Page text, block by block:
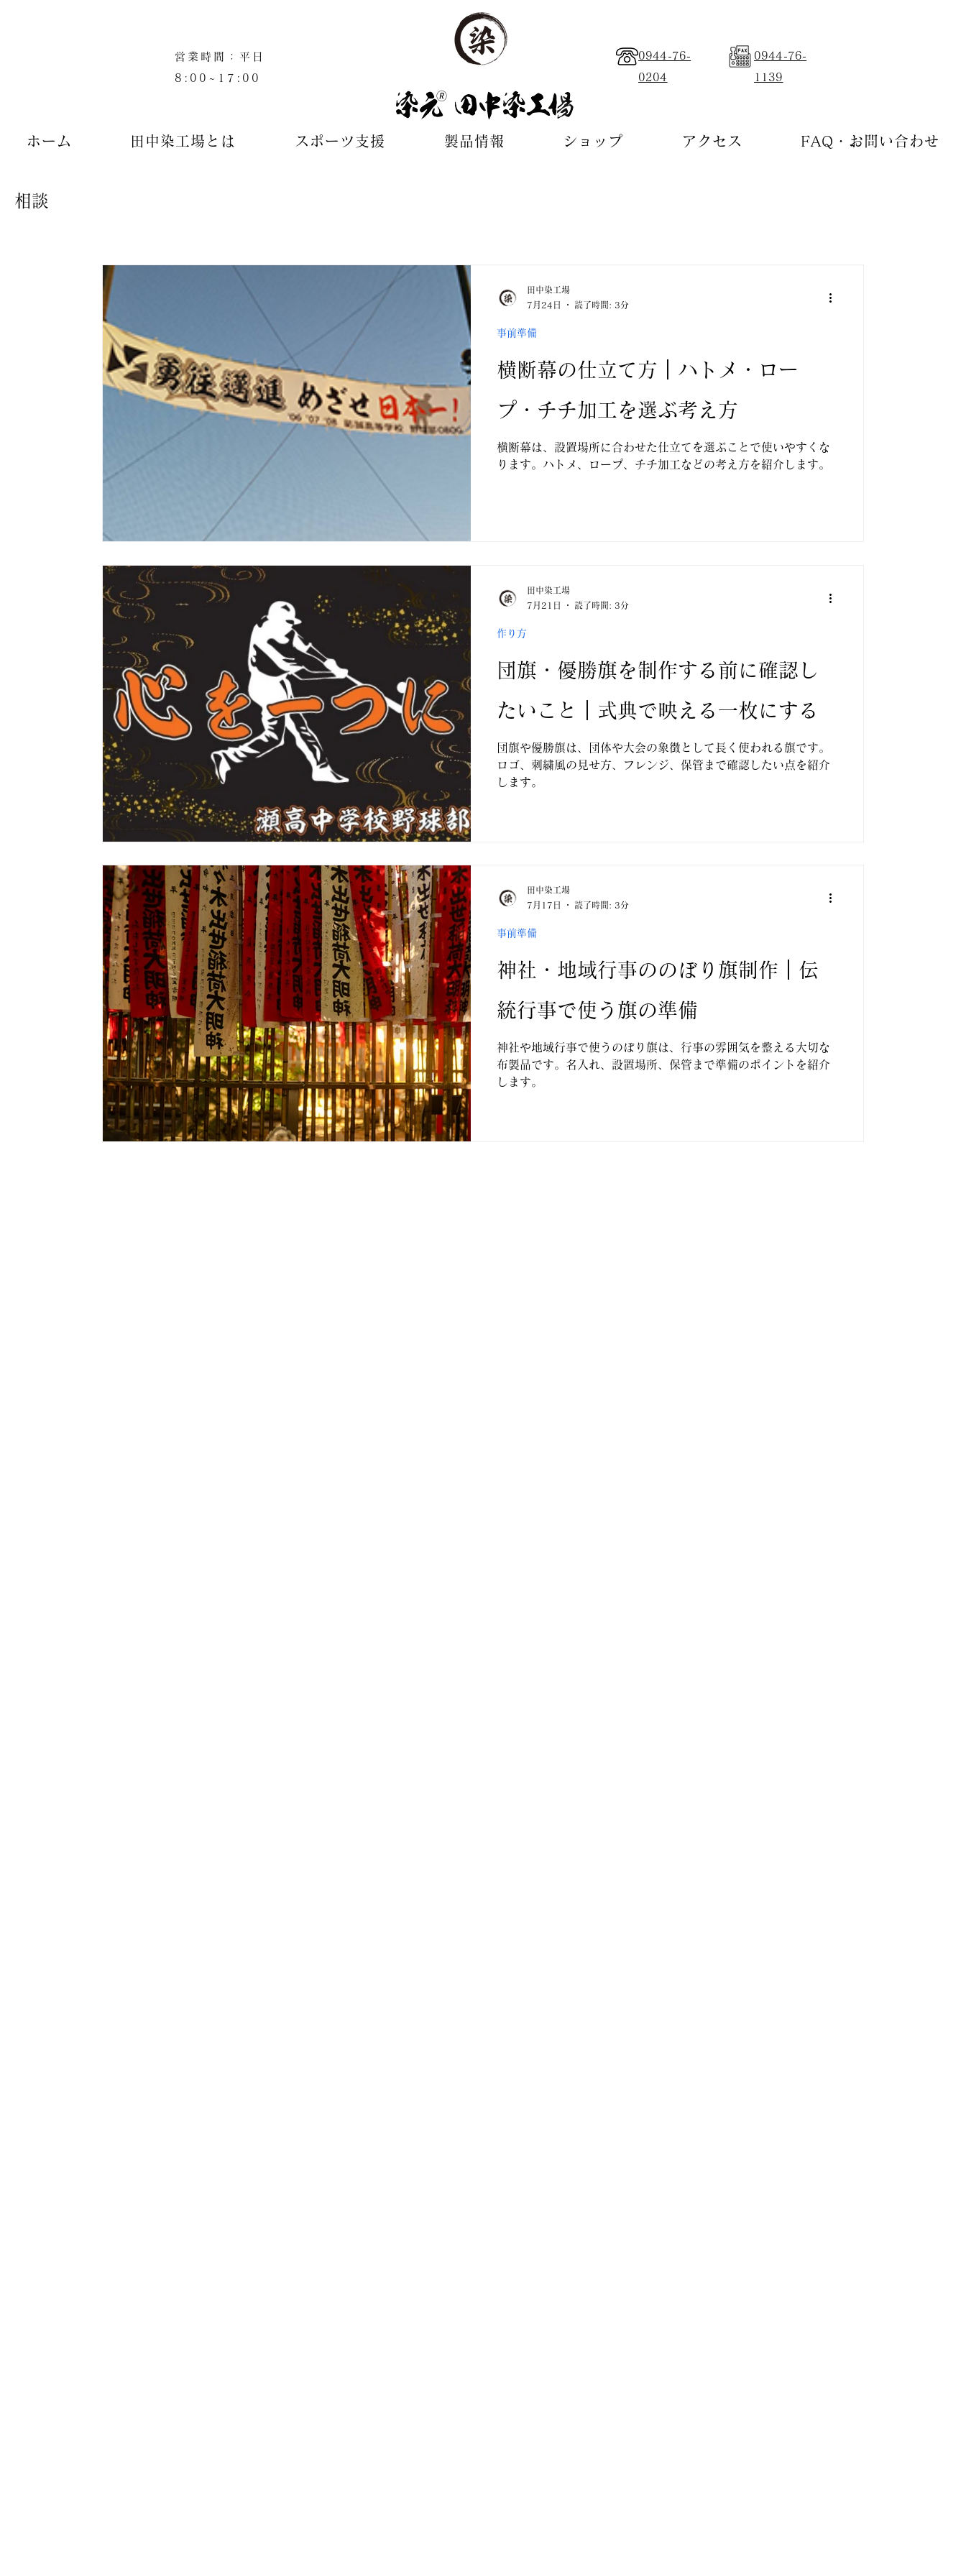
営業時間：平日
8:00~17:00
🄬
0944-76-
0204
0944-76-
1139
ホーム 田中染工場とは スポーツ支援 製品情報 ショップ アクセス FAQ・お問い合わせ
相談
横断幕の仕立て方｜ハトメ・ロー
プ・チチ加工を選ぶ考え方
横断幕は、設置場所に合わせた仕立てを選ぶことで使いやすくな
ります。ハトメ、ロープ、チチ加工などの考え方を紹介します。
事前準備
田中染工場
7月24日
読了時間: 3分
団旗・優勝旗を制作する前に確認し
たいこと｜式典で映える一枚にする
団旗や優勝旗は、団体や大会の象徴として長く使われる旗です。
ロゴ、刺繍風の見せ方、フレンジ、保管まで確認したい点を紹介
します。
作り方
田中染工場
7月21日
読了時間: 3分
神社・地域行事ののぼり旗制作｜伝
統行事で使う旗の準備
神社や地域行事で使うのぼり旗は、行事の雰囲気を整える大切な
布製品です。名入れ、設置場所、保管まで準備のポイントを紹介
します。
事前準備
田中染工場
7月17日
読了時間: 3分